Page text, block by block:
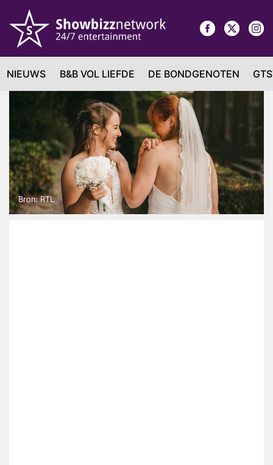
NIEUWS B&B VOL LIEFDE DE BONDGENOTEN
Bron: RTL